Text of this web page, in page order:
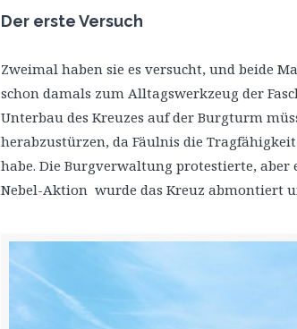
Der erste Versuch
Zweimal haben sie es versucht, und beide
schon damals zum Alltagswerkzeug der
Unterbau des Kreuzes auf der Burgturm
herabzustürzen, da Fäulnis die
habe. Die Burgverwaltung protestierte,
Nebel-Aktion wurde das Kreuz abmontiert